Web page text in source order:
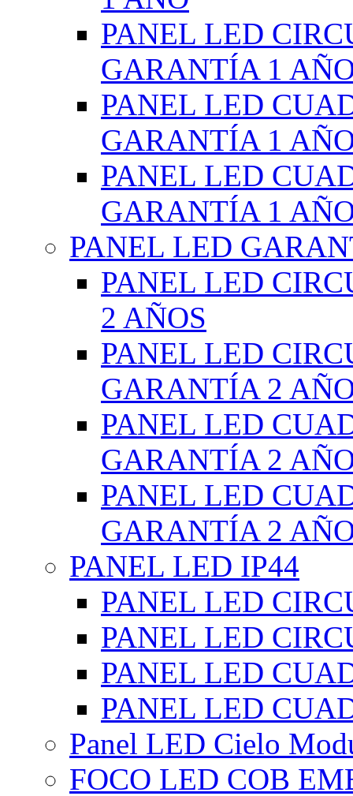
PANEL LED
GARANTÍA 1
PANEL LED
GARANTÍA 1
PANEL LED
GARANTÍA 1
PANEL LED
PANEL LED
2 AÑOS
PANEL LED
GARANTÍA 2
PANEL LED
GARANTÍA 2
PANEL LED
GARANTÍA 2
PANEL LED IP44
PANEL LED
PANEL LED
PANEL LED
PANEL LED
Panel LED Cielo
FOCO LED COB